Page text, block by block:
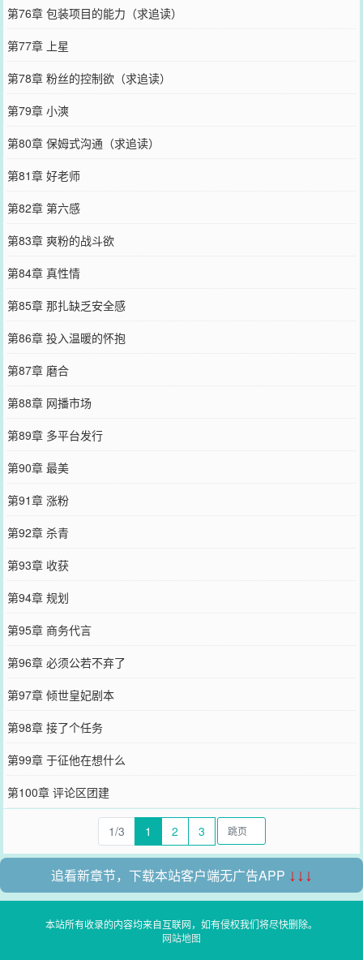
第76章 包装项目的能力（求追读）
第77章 上星
第78章 粉丝的控制欲（求追读）
第79章 小漺
第80章 保姆式沟通（求追读）
第81章 好老师
第82章 第六感
第83章 爽粉的战斗欲
第84章 真性情
第85章 那扎缺乏安全感
第86章 投入温暖的怀抱
第87章 磨合
第88章 网播市场
第89章 多平台发行
第90章 最美
第91章 涨粉
第92章 杀青
第93章 收获
第94章 规划
第95章 商务代言
第96章 必须公若不弃了
第97章 倾世皇妃剧本
第98章 接了个任务
第99章 于征他在想什么
第100章 评论区团建
1/3 1 2 3
追看新章节，下载本站客户端无广告APP ↓↓↓
本站所有收录的内容均来自互联网，如有侵权我们将尽快删除。
网站地图